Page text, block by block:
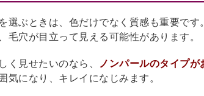
選ぶときは、色だけでなく質感も重要で
毛穴が目立って見える可能性があります。
く見せたいのなら、 ノンパールのタイプが
気になり、キレイになじみます。